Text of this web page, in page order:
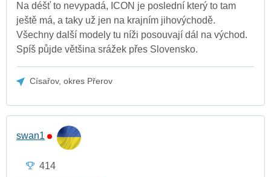
Na déšť to nevypadá, ICON je poslední který to tam
ještě má, a taky už jen na krajním jihovýchodě.
Všechny další modely tu níži posouvají dál na východ.
Spíš půjde většina srážek přes Slovensko.
Císařov, okres Přerov
swan1
414